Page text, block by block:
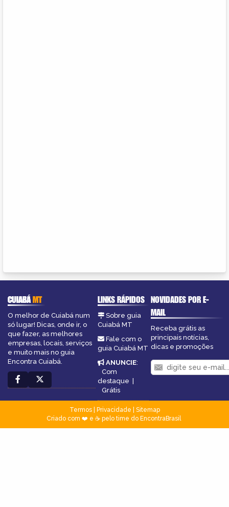
CUIABÁMT
O melhor de Cuiabá num
só lugar! Dicas, onde ir, o
que fazer, as melhores
empresas, locais, serviços
e muito mais no guia
Encontra Cuiabá.
LINKS RÁPIDOS
Sobre guia
Cuiabá MT
Fale com o
guia Cuiabá MT
ANUNCIE:
Com
destaque |
Grátis
NOVIDADES POR E-
MAIL
Receba grátis as
principais notícias,
dicas e promoções
Termos| Privacidade
Sitemap
Criado com ❤️ e ☕ pelo time do EncontraBrasil